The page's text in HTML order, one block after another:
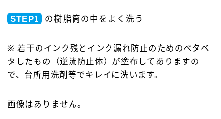
STEP1 の樹脂筒の中をよく洗う
※ 若干のインク残とインク漏れ防止のためのベタベ
タしたもの（逆流防止体）が塗布してありますの
で、台所用洗剤等でキレイに洗います。
画像はありません。